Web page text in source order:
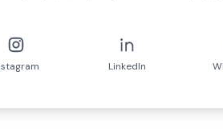
LinkedIn